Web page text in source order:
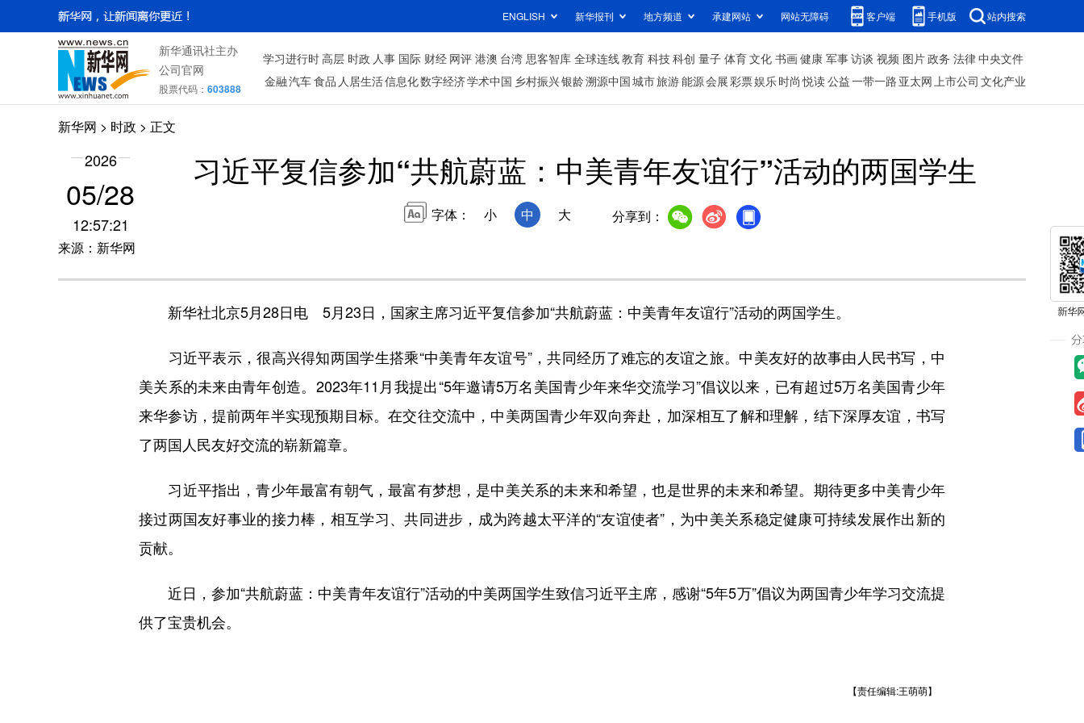
ENGLISH 新华报刊 地方频道 承建网站 网站无障碍 客户端 手机版 站内搜索
新华通讯社主办
公司官网
股票代码： 603888
学习进行时高层 时政 人事 国际 财经 网评 港澳 台湾 思客智库 全球连线教育 科技科创 量子 体育文化 书画健康 军事访谈 视频 图片政务 法律中央文件
金融汽车食品 人居生活信息化数字经济学术中国 乡村振兴银龄溯源中国城市旅游能源会展彩票娱乐时尚 悦读公益一带一路 亚太网上市公司 文化产业
新华网 > 时政 > 正文
2026
05/28
12:57:21
来源：新华网
习近平复信参加“共航蔚蓝：中美青年友谊行”活动的两国学生
字体： 小 中 大 分享到：
新华社北京5月28日电 5月23日，国家主席习近平复信参加“共航蔚蓝：中美青年友谊行”活动的两国学生。
习近平表示，很高兴得知两国学生搭乘“中美青年友谊号”，共同经历了难忘的友谊之旅。中美友好的故事由人民书写，中
美关系的未来由青年创造。2023年11月我提出“5年邀请5万名美国青少年来华交流学习”倡议以来，已有超过5万名美国青少年
来华参访，提前两年半实现预期目标。在交往交流中，中美两国青少年双向奔赴，加深相互了解和理解，结下深厚友谊，书写
了两国人民友好交流的崭新篇章。
习近平指出，青少年最富有朝气，最富有梦想，是中美关系的未来和希望，也是世界的未来和希望。期待更多中美青少年
接过两国友好事业的接力棒，相互学习、共同进步，成为跨越太平洋的“友谊使者”，为中美关系稳定健康可持续发展作出新的
贡献。
近日，参加“共航蔚蓝：中美青年友谊行”活动的中美两国学生致信习近平主席，感谢“5年5万”倡议为两国青少年学习交流提
供了宝贵机会。
【责任编辑:王萌萌】